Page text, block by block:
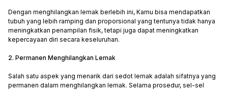
Dengan menghilangkan lemak berlebih ini, Kamu bisa mendapatkan
tubuh yang lebih ramping dan proporsional yang tentunya tidak hanya
meningkatkan penampilan fisik, tetapi juga dapat meningkatkan
kepercayaan diri secara keseluruhan.
2. Permanen Menghilangkan Lemak
Salah satu aspek yang menarik dari sedot lemak adalah sifatnya yang
permanen dalam menghilangkan lemak. Selama prosedur, sel-sel